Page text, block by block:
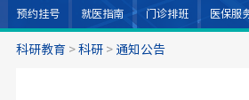
预约挂号 就医指南 门诊排班 医保服
科研教育> 科研> 通知公告